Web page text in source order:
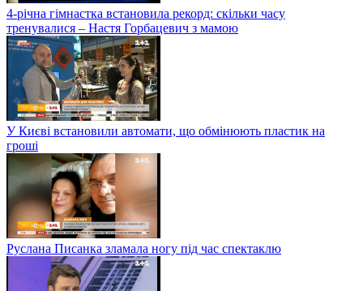
4-річна гімнастка встановила рекорд: скільки часу
тренувалися – Настя Горбацевич з мамою
У Києві встановили автомати, що обмінюють пластик на
гроші
Руслана Писанка зламала ногу під час спектаклю